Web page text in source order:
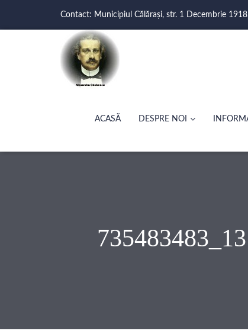
Contact: Municipiul Călărași, str. 1 Decembrie
ACASĂ DESPRE NOI